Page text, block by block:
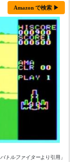
Amazon で検索 ▶
バトルファイターより引用」